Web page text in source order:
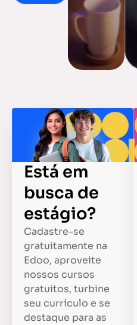
Está em
busca de
estágio?
Cadastre-se
gratuitamente na
Edoo, aproveite
nossos cursos
gratuitos, turbine
seu currículo e se
destaque para as